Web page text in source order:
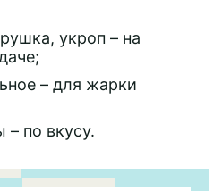
укроп – на
– для жарки
– по вкусу.